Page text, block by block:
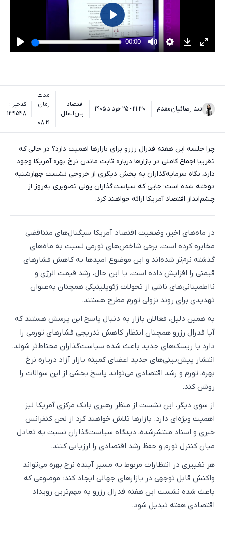
تینا رضائیان‌مقدم ۲۱:۳۰ - ۲۵ خرداد ۱۴۰۵
اقتصاد
بین‌الملل
مدت
زمان
:
08:21
کدخبر :
139548
چرا جلسه این هفته فدرال رزرو برای بازارها اهمیت دارد؟ در حالی که
تقریبا اجماع کاملی در بازارها درباره ثابت ماندن نرخ بهره آمریکا وجود
دارد، نگاه سرمایه‌گذاران به بخش دیگری از خروجی نشست چهارشنبه
دوخته شده است؛ جایی که سیاست‌گذاران پولی تصویری به‌روز از
چشم‌انداز اقتصاد آمریکا ارائه خواهند کرد.
در ماه‌های اخیر، وضعیت اقتصاد آمریکا سیگنال‌های متناقضی
مخابره کرده است. برخی شاخص‌های تورمی نسبت به ماه‌های
گذشته نرم‌تر شده‌اند و این موضوع امیدها به کاهش فشارهای
قیمتی را افزایش داده است. با این حال، رشد قیمت انرژی و
نااطمینانی‌های ناشی از تحولات ژئوپلیتیکی همچنان به‌عنوان
تهدیدی برای روند نزولی تورم مطرح هستند.
به همین دلیل، فعالان بازار به دنبال پاسخ این پرسش هستند که
آیا فدرال رزرو همچنان انتظار کاهش تدریجی فشارهای تورمی را
دارد یا ریسک‌های جدید باعث شده سیاست‌گذاران محتاط‌تر شوند.
انتشار پیش‌بینی‌های جدید اعضای کمیته بازار آزاد درباره نرخ
بهره، تورم و رشد اقتصادی می‌تواند پاسخ بخشی از این سوالات را
روشن کند.
از سوی دیگر، این نشست از منظر رهبری بانک مرکزی آمریکا نیز
اهمیت ویژه‌ای دارد. بازارها تلاش خواهند کرد از لحن کنفرانس
خبری و اسناد منتشرشده، دیدگاه سیاست‌گذاران نسبت به تعادل
میان کنترل تورم و حفظ رشد اقتصادی را ارزیابی کنند.
هر تغییری در انتظارات مربوط به مسیر آینده نرخ بهره می‌تواند
واکنش قابل توجهی در بازارهای جهانی ایجاد کند؛ موضوعی که
باعث شده نشست این هفته فدرال رزرو به مهم‌ترین رویداد
اقتصادی هفته تبدیل شود.